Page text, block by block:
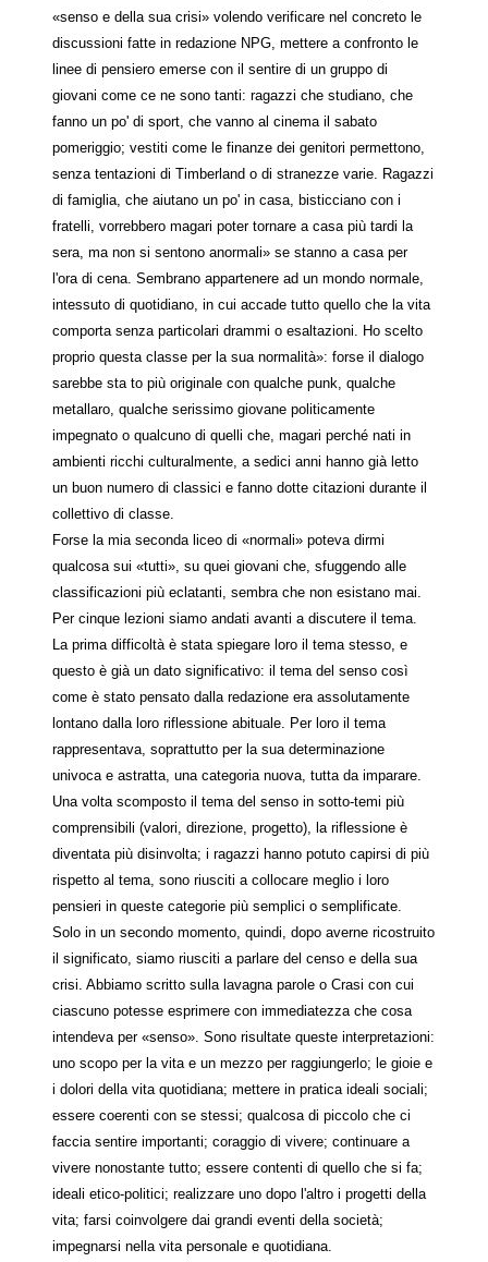
«senso e della sua crisi» volendo verificare nel concreto le
discussioni fatte in redazione NPG, mettere a confronto le
linee di pensiero emerse con il sentire di un gruppo di
giovani come ce ne sono tanti: ragazzi che studiano, che
fanno un po' di sport, che vanno al cinema il sabato
pomeriggio; vestiti come le finanze dei genitori permettono,
senza tentazioni di Timberland o di stranezze varie. Ragazzi
di famiglia, che aiutano un po' in casa, bisticciano con i
fratelli, vorrebbero magari poter tornare a casa più tardi la
sera, ma non si sentono anormali» se stanno a casa per
l'ora di cena. Sembrano appartenere ad un mondo normale,
intessuto di quotidiano, in cui accade tutto quello che la vita
comporta senza particolari drammi o esaltazioni. Ho scelto
proprio questa classe per la sua normalità»: forse il dialogo
sarebbe sta to più originale con qualche punk, qualche
metallaro, qualche serissimo giovane politicamente
impegnato o qualcuno di quelli che, magari perché nati in
ambienti ricchi culturalmente, a sedici anni hanno già letto
un buon numero di classici e fanno dotte citazioni durante il
collettivo di classe.
Forse la mia seconda liceo di «normali» poteva dirmi
qualcosa sui «tutti», su quei giovani che, sfuggendo alle
classificazioni più eclatanti, sembra che non esistano mai.
Per cinque lezioni siamo andati avanti a discutere il tema.
La prima difficoltà è stata spiegare loro il tema stesso, e
questo è già un dato significativo: il tema del senso così
come è stato pensato dalla redazione era assolutamente
lontano dalla loro riflessione abituale. Per loro il tema
rappresentava, soprattutto per la sua determinazione
univoca e astratta, una categoria nuova, tutta da imparare.
Una volta scomposto il tema del senso in sotto-temi più
comprensibili (valori, direzione, progetto), la riflessione è
diventata più disinvolta; i ragazzi hanno potuto capirsi di più
rispetto al tema, sono riusciti a collocare meglio i loro
pensieri in queste categorie più semplici o semplificate.
Solo in un secondo momento, quindi, dopo averne ricostruito
il significato, siamo riusciti a parlare del censo e della sua
crisi. Abbiamo scritto sulla lavagna parole o Crasi con cui
ciascuno potesse esprimere con immediatezza che cosa
intendeva per «senso». Sono risultate queste interpretazioni:
uno scopo per la vita e un mezzo per raggiungerlo; le gioie e
i dolori della vita quotidiana; mettere in pratica ideali sociali;
essere coerenti con se stessi; qualcosa di piccolo che ci
faccia sentire importanti; coraggio di vivere; continuare a
vivere nonostante tutto; essere contenti di quello che si fa;
ideali etico-politici; realizzare uno dopo l'altro i progetti della
vita; farsi coinvolgere dai grandi eventi della società;
impegnarsi nella vita personale e quotidiana.